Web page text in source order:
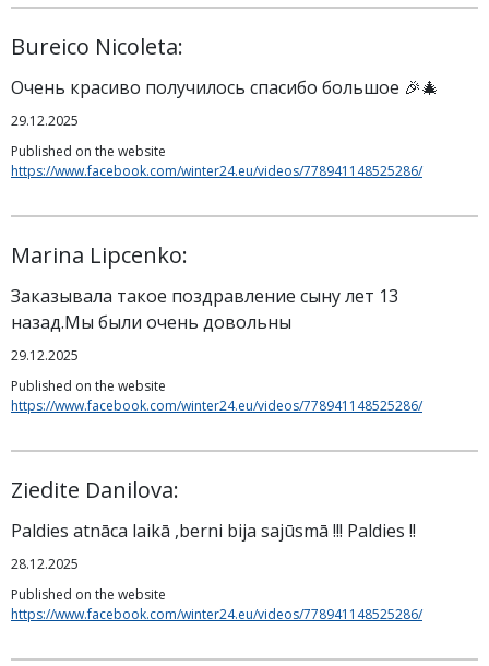
Bureico Nicoleta:
Очень красиво получилось спасибо большое 🎉🎄
29.12.2025
Published on the website
https://www.facebook.com/winter24.eu/videos/778941148525286/
Marina Lipcenko:
Заказывала такое поздравление сыну лет 13
назад.Мы были очень довольны
29.12.2025
Published on the website
https://www.facebook.com/winter24.eu/videos/778941148525286/
Ziedite Danilova:
Paldies atnāca laikā ,berni bija sajūsmā !!! Paldies !!
28.12.2025
Published on the website
https://www.facebook.com/winter24.eu/videos/778941148525286/